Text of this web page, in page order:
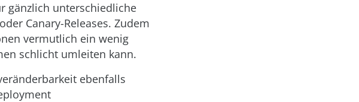
gänzlich unterschiedliche
Canary-Releases. Zudem
vermutlich ein wenig
schlicht umleiten kann.
ebenfalls